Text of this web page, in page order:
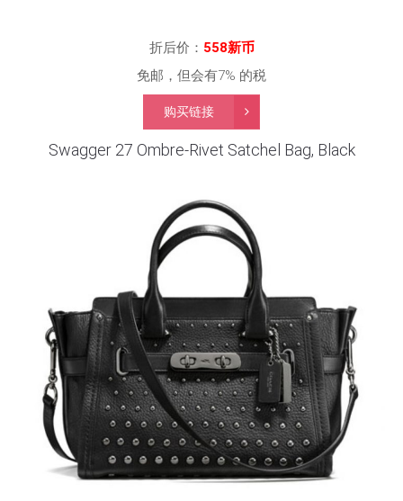
折后价： 558新币
免邮，但会有7% 的税
购买链接
Swagger 27 Ombre-Rivet Satchel Bag, Black